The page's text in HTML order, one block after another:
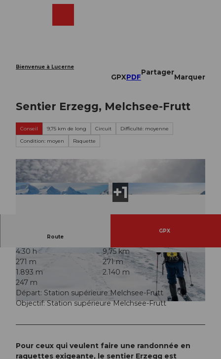
Bienvenue à Lucerne
GPXPDF
Partager
Marquer
Sentier Erzegg, Melchsee-Frutt
Conseil 9,75 km de long Circuit
Difficulté: moyenne
Condition: moyen
Raquette
© Tobias Walter, Obwalden Tourismus
© Obwalden Tourismus © Tobias Walter, Obwalden Tourismus
Route
GPX
4:30 h
9,75 km
271 m
271 m
1.893 m
2.140 m
247 m
Départ: Station supérieure Melchsee-Frutt
Objectif: Station supérieure Melchsee-Frutt
Pour ceux qui veulent faire une randonnée en
raquettes exigeante, le sentier Erzegg est